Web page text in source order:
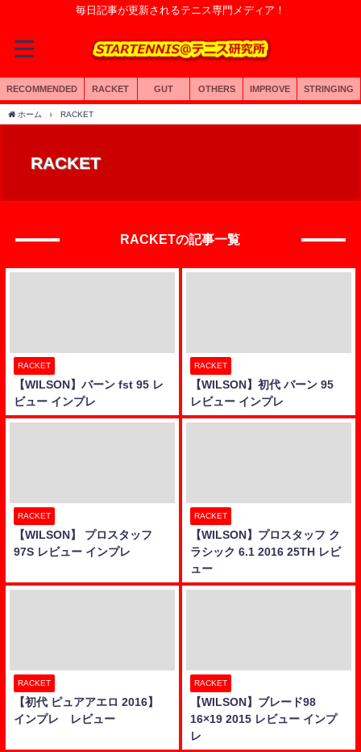
毎日記事が更新されるテニス専門メディア！
RECOMMENDED RACKET GUT OTHERS IMPROVE STRINGING
ホーム RACKET
RACKET
RACKETの記事一覧
RACKET
【WILSON】バーン fst 95 レ
ビュー インプレ
RACKET
【WILSON】初代 バーン 95
レビュー インプレ
RACKET
【WILSON】 プロスタッフ
97S レビュー インプレ
RACKET
【WILSON】プロスタッフ ク
ラシック 6.1 2016 25TH レビ
ュー
RACKET
【初代 ピュアアエロ 2016】
インプレ レビュー
RACKET
【WILSON】ブレード98
16×19 2015 レビュー インプ
レ